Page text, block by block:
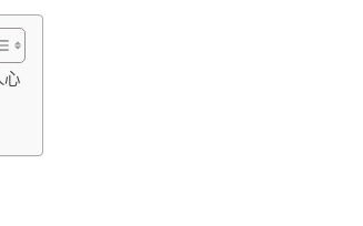
心